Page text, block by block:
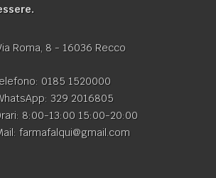
Roma, 8 - 16036 Recco
0185 1520000
329 2016805
8:00-13:00 15:00-20:00
farmafalqui@gmail.com